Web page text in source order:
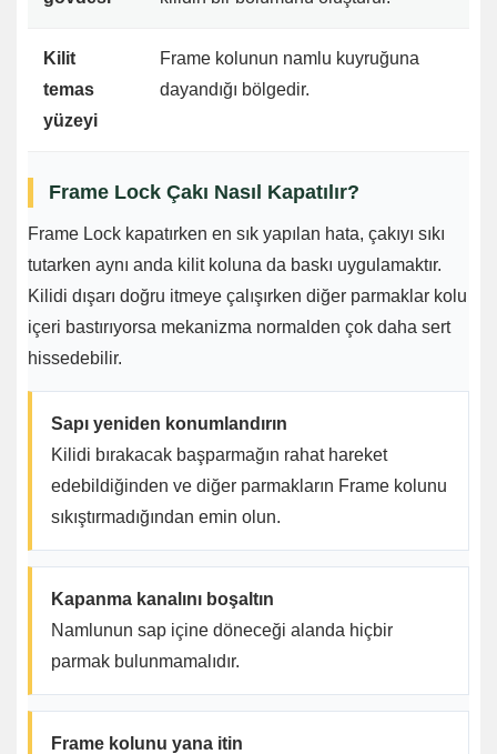
Kilit
temas
yüzeyi
Frame kolunun namlu kuyruğuna
dayandığı bölgedir.
Frame Lock Çakı Nasıl Kapatılır?
Frame Lock kapatırken en sık yapılan hata, çakıyı sıkı
tutarken aynı anda kilit koluna da baskı uygulamaktır.
Kilidi dışarı doğru itmeye çalışırken diğer parmaklar kolu
içeri bastırıyorsa mekanizma normalden çok daha sert
hissedebilir.
Sapı yeniden konumlandırın
Kilidi bırakacak başparmağın rahat hareket
edebildiğinden ve diğer parmakların Frame kolunu
sıkıştırmadığından emin olun.
Kapanma kanalını boşaltın
Namlunun sap içine döneceği alanda hiçbir
parmak bulunmamalıdır.
Frame kolunu yana itin